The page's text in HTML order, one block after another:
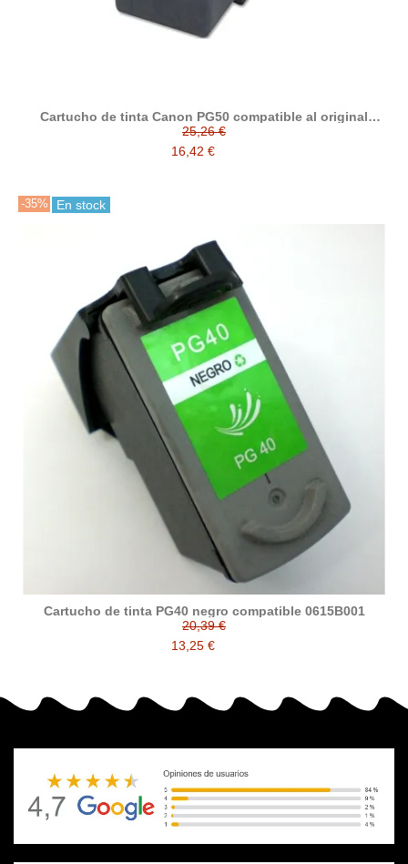
Cartucho de tinta Canon PG50 compatible al original
0616B001
25,26 €
16,42 €
-35% En stock
Cartucho de tinta PG40 negro compatible 0615B001
20,39 €
13,25 €